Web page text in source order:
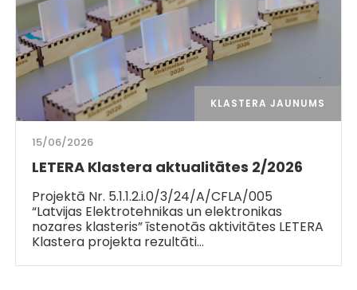
KLASTERA JAUNUMS
15/06/2026
LETERA Klastera aktualitātes 2/2026
Projektā Nr. 5.1.1.2.i.0/3/24/A/CFLA/005
“Latvijas Elektrotehnikas un elektronikas
nozares klasteris” īstenotās aktivitātes LETERA
Klastera projekta rezultāti…